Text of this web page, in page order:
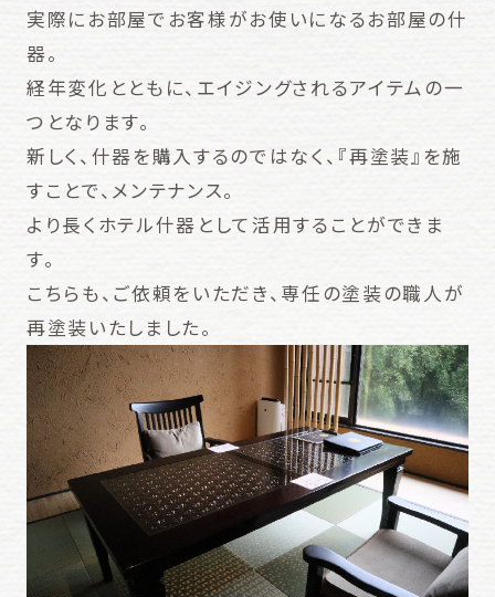
実際にお部屋でお客様がお使いになるお部屋の什
器。
経年変化とともに、エイジングされるアイテムの一
つとなります。
新しく、什器を購入するのではなく、『再塗装』を施
すことで、メンテナンス。
より長くホテル什器として活用することができま
す。
こちらも、ご依頼をいただき、専任の塗装の職人が
再塗装いたしました。